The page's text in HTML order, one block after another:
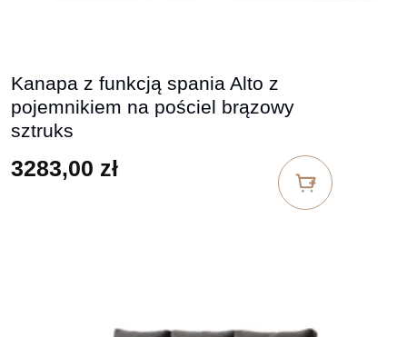
Kanapa z funkcją spania Alto z
pojemnikiem na pościel brązowy
sztruks
3283,00 zł